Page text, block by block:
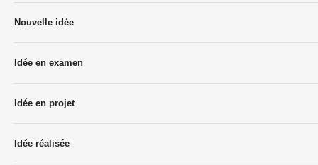
Nouvelle idée
Idée en examen
Idée en projet
Idée réalisée